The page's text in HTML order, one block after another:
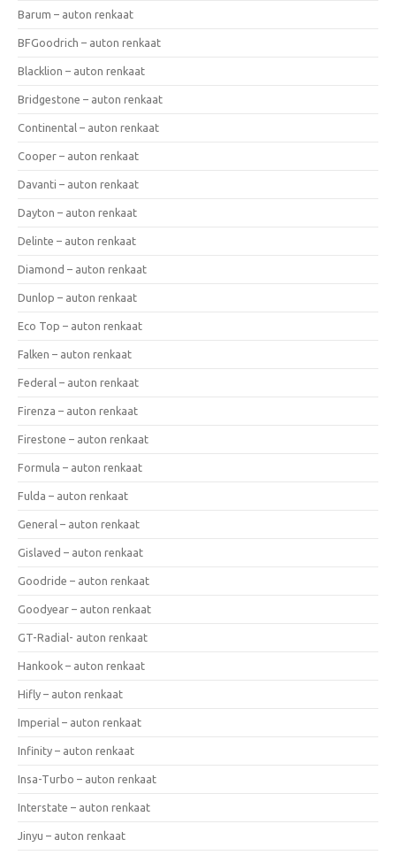
Barum – auton renkaat
BFGoodrich – auton renkaat
Blacklion – auton renkaat
Bridgestone – auton renkaat
Continental – auton renkaat
Cooper – auton renkaat
Davanti – auton renkaat
Dayton – auton renkaat
Delinte – auton renkaat
Diamond – auton renkaat
Dunlop – auton renkaat
Eco Top – auton renkaat
Falken – auton renkaat
Federal – auton renkaat
Firenza – auton renkaat
Firestone – auton renkaat
Formula – auton renkaat
Fulda – auton renkaat
General – auton renkaat
Gislaved – auton renkaat
Goodride – auton renkaat
Goodyear – auton renkaat
GT-Radial- auton renkaat
Hankook – auton renkaat
Hifly – auton renkaat
Imperial – auton renkaat
Infinity – auton renkaat
Insa-Turbo – auton renkaat
Interstate – auton renkaat
Jinyu – auton renkaat